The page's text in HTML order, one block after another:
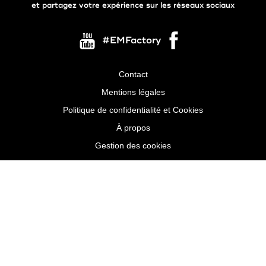
et partagez votre expérience sur les réseaux sociaux
#EMFactory
Contact
Mentions légales
Politique de confidentialité et Cookies
À propos
Gestion des cookies